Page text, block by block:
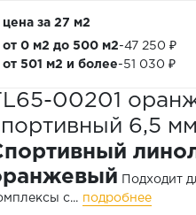
цена за 27 м2
от 0 м2 до 500 м2-47 250 ₽
от 501 м2 и более-51 030 ₽
00201
6,5 мм
Подходит
с... подробнее